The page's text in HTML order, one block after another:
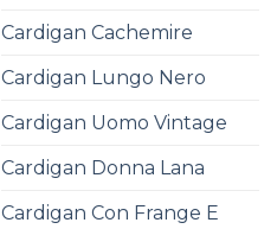
Cardigan Cachemire
Cardigan Lungo Nero
Cardigan Uomo Vintage
Cardigan Donna Lana
Cardigan Con Frange E